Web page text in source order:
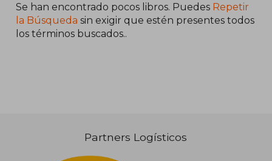
Se han encontrado pocos libros. Puedes Repetir
la Búsqueda sin exigir que estén presentes todos
los términos buscados..
Partners Logísticos